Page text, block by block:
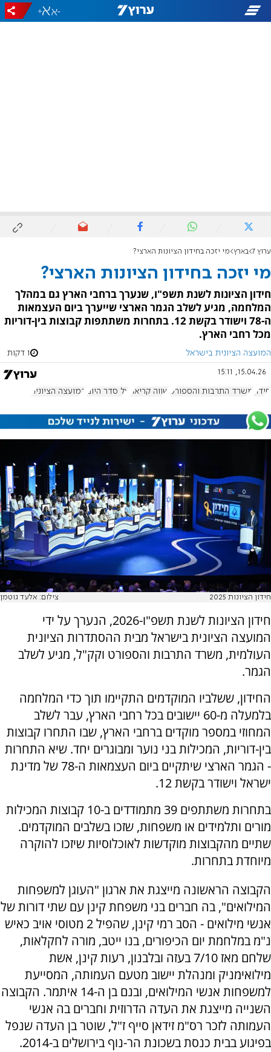
-
+
ערוץ 7 בארץ מי יזכה בחידון הציונות הארצי?
מי יזכה בחידון הציונות הארצי?
חידון הציונות לשנת תשפ"ו, שנערך ברחבי הארץ גם במהלך
המלחמה, מגיע לשלב הגמר הארצי שייערך ביום העצמאות
ה-78 וישודר בקשת 12. בתחרות משתתפות קבוצות בין-דוריות
מכל רחבי הארץ.
המועצה הציונית בישראל 1 דקות
15.04.26, 15:11
חידון משרד התרבות והספורט שווה קריאה על סדר היום המועצה הציונית
חידון הציונות 2025 צילום: אלעד גוטמן
חידון הציונות לשנת תשפ"ו-2026, הנערך על ידי
המועצה הציונית בישראל מבית ההסתדרות הציונית
העולמית, משרד התרבות והספורט וקק"ל, מגיע לשלב
הגמר.
החידון, ששלביו המוקדמים התקיימו תוך כדי המלחמה
בלמעלה מ-60 יישובים בכל רחבי הארץ, עבר לשלב
המחוזי במספר מוקדים ברחבי הארץ, שבו התחרו קבוצות
בין-דוריות, המכילות בני נוער ומבוגרים יחד. שיא התחרות
- הגמר הארצי שיתקיים ביום העצמאות ה-78 של מדינת
ישראל וישודר בקשת 12.
בתחרות משתתפים 39 מתמודדים ב-10 קבוצות המכילות
מורים ותלמידים או משפחות, שזכו בשלבים המוקדמים.
שתיים מהקבוצות מוקדשות לאוכלוסיות שיזכו להוקרה
מיוחדת בתחרות.
הקבוצה הראשונה מייצגת את ארגון "העוגן למשפחות
המילואים", בה חברים בני משפחת קינן עם שתי דורות של
אנשי מילואים - הסב רמי קינן, שהפיל 2 מטוסי אויב כאיש
נ"מ במלחמת יום הכיפורים, בנו ייטב, מורה לחקלאות,
שלחם מאז 7/10 בעזה ובלבנון, רעות קינן, אשת
מילואימניק ומנהלת יישוב מטעם העמותה, המסייעת
למשפחות אנשי המילואים, ובנם בן ה-14 איתמר. הקבוצה
השנייה מייצגת את העדה הדרוזית וחברים בה אנשי
העמותה לזכר רס"מ זידאן סייף ז"ל, שוטר בן העדה שנפל
בפיגוע בבית כנסת בשכונת הר-נוף בירושלים ב-2014.